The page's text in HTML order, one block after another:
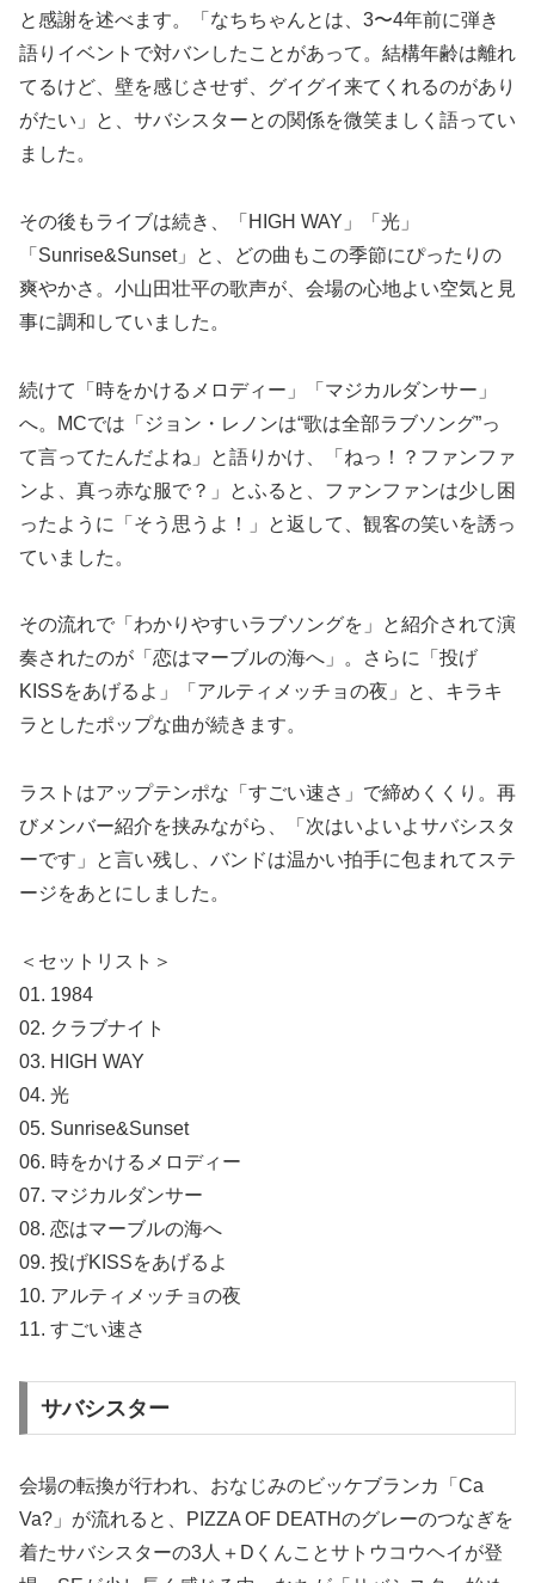
と感謝を述べます。「なちちゃんとは、3〜4年前に弾き
語りイベントで対バンしたことがあって。結構年齢は離れ
てるけど、壁を感じさせず、グイグイ来てくれるのがあり
がたい」と、サバシスターとの関係を微笑ましく語ってい
ました。
その後もライブは続き、「HIGH WAY」「光」
「Sunrise&Sunset」と、どの曲もこの季節にぴったりの
爽やかさ。小山田壮平の歌声が、会場の心地よい空気と見
事に調和していました。
続けて「時をかけるメロディー」「マジカルダンサー」
へ。MCでは「ジョン・レノンは“歌は全部ラブソング”っ
て言ってたんだよね」と語りかけ、「ねっ！？ファンファ
ンよ、真っ赤な服で？」とふると、ファンファンは少し困
ったように「そう思うよ！」と返して、観客の笑いを誘っ
ていました。
その流れで「わかりやすいラブソングを」と紹介されて演
奏されたのが「恋はマーブルの海へ」。さらに「投げ
KISSをあげるよ」「アルティメッチョの夜」と、キラキ
ラとしたポップな曲が続きます。
ラストはアップテンポな「すごい速さ」で締めくくり。再
びメンバー紹介を挟みながら、「次はいよいよサバシスタ
ーです」と言い残し、バンドは温かい拍手に包まれてステ
ージをあとにしました。
＜セットリスト＞
01. 1984
02. クラブナイト
03. HIGH WAY
04. 光
05. Sunrise&Sunset
06. 時をかけるメロディー
07. マジカルダンサー
08. 恋はマーブルの海へ
09. 投げKISSをあげるよ
10. アルティメッチョの夜
11. すごい速さ
サバシスター
会場の転換が行われ、おなじみのビッケブランカ「Ca
Va?」が流れると、PIZZA OF DEATHのグレーのつなぎを
着たサバシスターの3人＋Dくんことサトウコウヘイが登